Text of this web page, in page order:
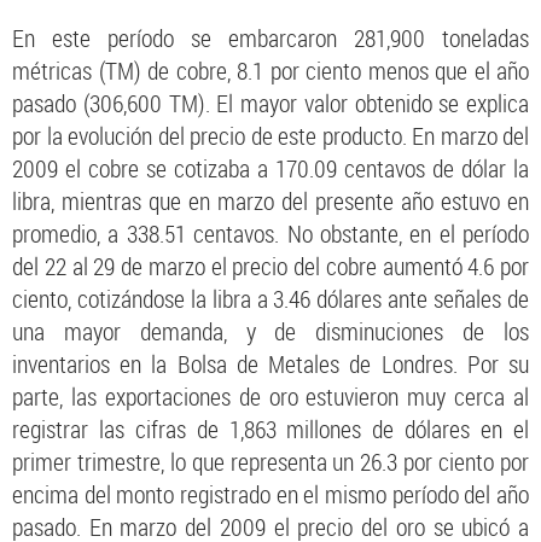
En este período se embarcaron 281,900 toneladas
métricas (TM) de cobre, 8.1 por ciento menos que el año
pasado (306,600 TM). El mayor valor obtenido se explica
por la evolución del precio de este producto. En marzo del
2009 el cobre se cotizaba a 170.09 centavos de dólar la
libra, mientras que en marzo del presente año estuvo en
promedio, a 338.51 centavos. No obstante, en el período
del 22 al 29 de marzo el precio del cobre aumentó 4.6 por
ciento, cotizándose la libra a 3.46 dólares ante señales de
una mayor demanda, y de disminuciones de los
inventarios en la Bolsa de Metales de Londres. Por su
parte, las exportaciones de oro estuvieron muy cerca al
registrar las cifras de 1,863 millones de dólares en el
primer trimestre, lo que representa un 26.3 por ciento por
encima del monto registrado en el mismo período del año
pasado. En marzo del 2009 el precio del oro se ubicó a